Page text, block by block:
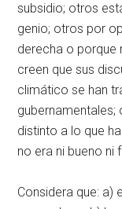
subsidio; otros
genio; otros por
derecha o porque
creen que sus
climático se han
gubernamentales;
distinto a lo que
no era ni bueno ni
Considera que: a)